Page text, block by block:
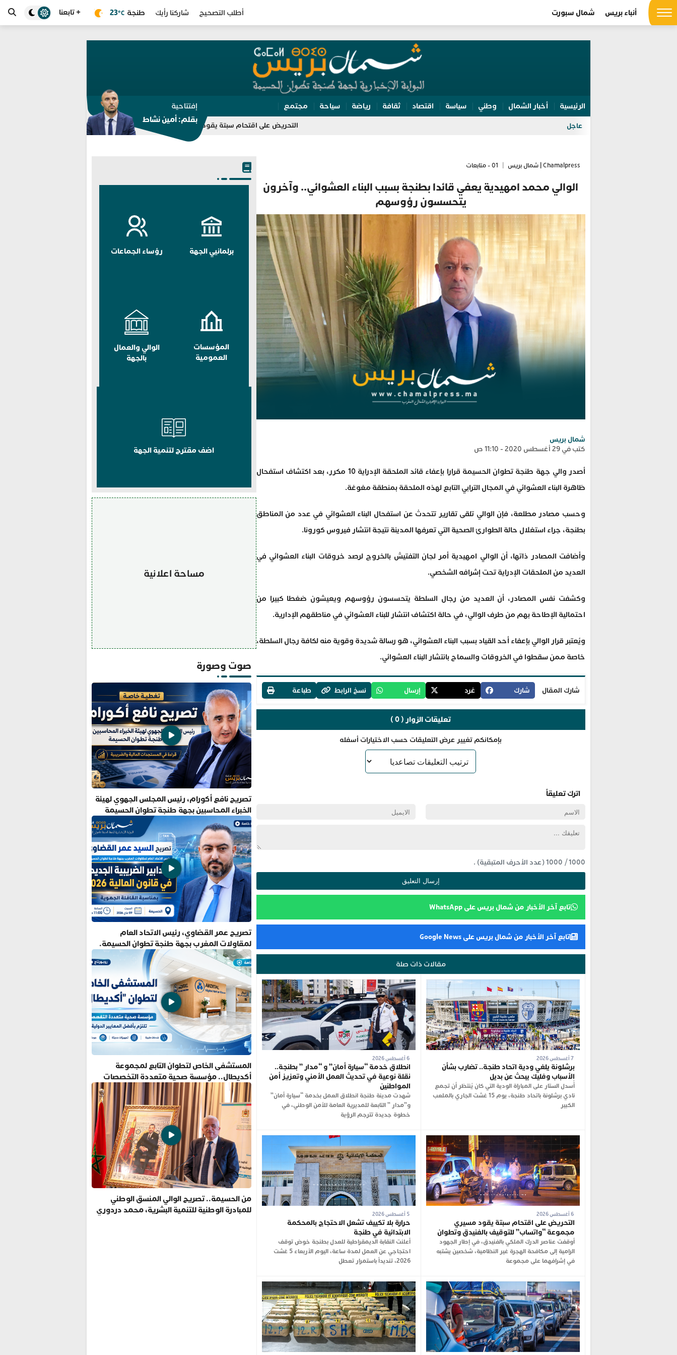
أنباء بريس شمال سبورت أطلب التصحيح شاركنا رأيك طنجة 23 °C + تابعنا
الرئيسية أخبار الشمال وطني سياسة اقتصاد ثقافة رياضة سياحة مجتمع
عاجل التحريض على اقتحام سبتة يقود مسيري مجموعة “واتساب” للتوقيف بالفنيدق وتطوان
إفتتاحية
بقلم: أمين نشاط
Chamalpress | شمال بريس 01 - متابعات
الوالي محمد امهيدية يعفي قائدا بطنجة بسبب البناء العشوائي.. وآخرون
يتحسسون رؤوسهم
شمال بريس
كتب في 29 أغسطس 2020 - 11:10 ص
أصدر والي جهة طنجة تطوان الحسيمة قرارا بإعفاء قائد الملحقة الإدراية 10 مكرر، بعد اكتشاف استفحال
ظاهرة البناء العشوائي في المجال الترابي التابع لهذه الملحقة بمنطقة مغوغة.
وحسب مصادر مطلعة، فإن الوالي تلقى تقارير تتحدث عن استفحال البناء العشوائي في عدد من المناطق
بطنجة، جراء استغلال حالة الطوارئ الصحية التي تعرفها المدينة نتيجة انتشار فيروس كورونا.
وأضافت المصادر ذاتها، أن الوالي امهيدية أمر لجان التفتيش بالخروج لرصد خروقات البناء العشوائي في
العديد من الملحقات الإدراية تحت إشرافه الشخصي.
وكشفت نفس المصادر، أن العديد من رجال السلطة يتحسسون رؤوسهم ويعيشون ضغطا كبيرا من
احتمالية الإطاحة بهم من طرف الوالي، في حالة اكتشاف انتشار للبناء العشوائي في مناطقهم الإدارية.
ويُعتبر قرار الوالي بإعفاء أحد القياد بسبب البناء العشوائي، هو رسالة شديدة وقوية منه لكافة رجال السلطة،
خاصة ممن سقطوا في الخروقات والسماح بانتشار البناء العشوائي.
شارك المقال شارك غرد إرسال نسخ الرابط طباعة
تعليقات الزوار ( 0 )
بإمكانكم تغيير عرض التعليقات حسب الاختيارات أسفله
اترك تعليقاً
1000
/
1000(عدد الأحرف المتبقية) .
تابع آخر الأخبار من شمال بريس على WhatsApp
تابع آخر الأخبار من شمال بريس على Google News
مقالات ذات صلة
برشلونة يلغي ودية اتحاد طنجة.. تضارب بشأن
الأسباب وفليك يبحث عن بديل
أُسدل الستار على المباراة الودية التي كان يُنتظر أن تجمع
نادي برشلونة باتحاد طنجة، يوم 15 غشت الجاري بالملعب
الكبير
6 أغسطس 2026
انطلاق خدمة “سيارة أمان” و “مدار ” بطنجة..
نقلة نوعية في تحديث العمل الأمني وتعزيز أمن
المواطنين
شهدت مدينة طنجة انطلاق العمل بخدمة “سيارة أمان”
و”مدار ” التابعة للمديرية العامة للأمن الوطني، في
خطوة جديدة تترجم الرؤية
التحريض على اقتحام سبتة يقود مسيري
مجموعة “واتساب” للتوقيف بالفنيدق وتطوان
أوقفت عناصر الدرك الملكي بالفنيدق، في إطار الجهود
الرامية إلى مكافحة الهجرة غير النظامية، شخصين يشتبه
في إشرافهما على مجموعة
5 أغسطس 2026
حرارة بلا تكييف تشعل الاحتجاج بالمحكمة
الابتدائية في طنجة
أعلنت النقابة الديمقراطية للعدل بطنجة خوض توقف
احتجاجي عن العمل لمدة ساعة، اليوم الأربعاء 5 غشت
2026، تنديداً باستمرار تعطل
برلمانيي الجهة رؤساء الجماعات
المؤسسات
العمومية
الوالي والعمال
بالجهة
اضف مقترح لتنمية الجهة
مساحة اعلانية
صوت وصورة
تصريح نافع أكورام، رئيس المجلس الجهوي لهيئة
الخبراء المحاسبين بجهة طنجة تطوان الحسيمة
تصريح عمر القضاوي، رئيس الاتحاد العام
لمقاولات المغرب بجهة طنجة تطوان الحسيمة.
المستشفى الخاص لتطوان التابع لمجموعة
أكديطال.. مؤسسة صحية متعددة التخصصات
تلتزم بأفضل المعايير الدولية
من الحسيمة.. تصريح الوالي المنسق الوطني
للمبادرة الوطنية للتنمية البشرية، محمد دردوري